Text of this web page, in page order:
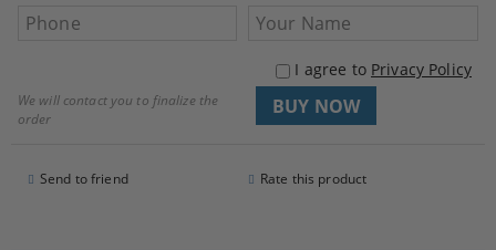
I agree to Privacy Policy
We will contact you to finalize the
order
Send to friend Rate this product